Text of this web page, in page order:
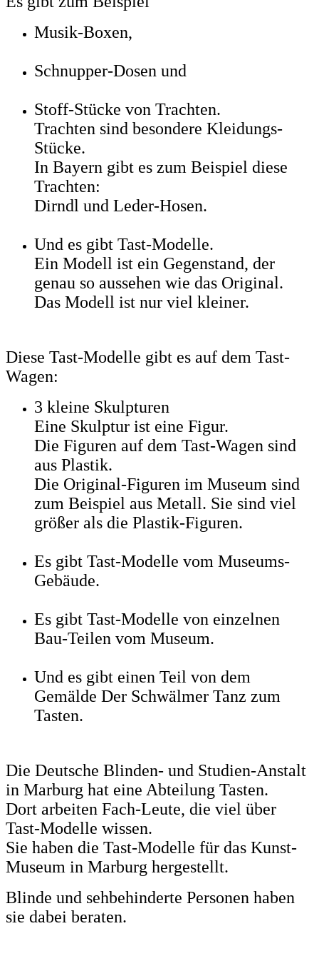
Musik-Boxen,
Schnupper-Dosen und
Stoff-Stücke von Trachten.
Trachten sind besondere Kleidungs-
Stücke.
In Bayern gibt es zum Beispiel diese
Trachten:
Dirndl und Leder-Hosen.
Und es gibt Tast-Modelle.
Ein Modell ist ein Gegenstand, der
genau so aussehen wie das Original.
Das Modell ist nur viel kleiner.
Diese Tast-Modelle gibt es auf dem Tast-
Wagen:
3 kleine Skulpturen
Eine Skulptur ist eine Figur.
Die Figuren auf dem Tast-Wagen sind
aus Plastik.
Die Original-Figuren im Museum sind
zum Beispiel aus Metall. Sie sind viel
größer als die Plastik-Figuren.
Es gibt Tast-Modelle vom Museums-
Gebäude.
Es gibt Tast-Modelle von einzelnen
Bau-Teilen vom Museum.
Und es gibt einen Teil von dem
Gemälde Der Schwälmer Tanz zum
Tasten.
Die Deutsche Blinden- und Studien-Anstalt
in Marburg hat eine Abteilung Tasten.
Dort arbeiten Fach-Leute, die viel über
Tast-Modelle wissen.
Sie haben die Tast-Modelle für das Kunst-
Museum in Marburg hergestellt.
Blinde und sehbehinderte Personen haben
sie dabei beraten.